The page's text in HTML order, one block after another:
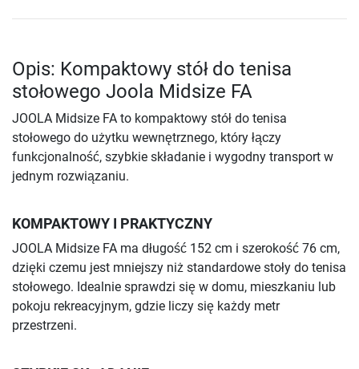
Opis: Kompaktowy stół do tenisa
stołowego Joola Midsize FA
JOOLA Midsize FA to kompaktowy stół do tenisa
stołowego do użytku wewnętrznego, który łączy
funkcjonalność, szybkie składanie i wygodny transport w
jednym rozwiązaniu.
KOMPAKTOWY I PRAKTYCZNY
JOOLA Midsize FA ma długość 152 cm i szerokość 76 cm,
dzięki czemu jest mniejszy niż standardowe stoły do tenisa
stołowego. Idealnie sprawdzi się w domu, mieszkaniu lub
pokoju rekreacyjnym, gdzie liczy się każdy metr
przestrzeni.